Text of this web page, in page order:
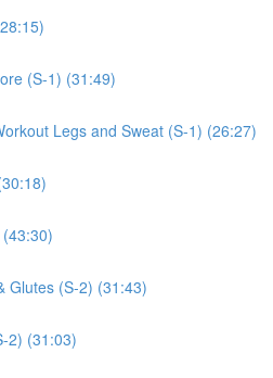
(S-1) (31:49)
Legs and Sweat (S-1) (26:27)
Glutes (S-2) (31:43)
2) (31:03)